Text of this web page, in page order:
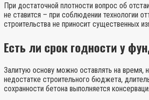
При достаточной плотности вопрос об
не ставится – при соблюдении технологии
строительства не приносит существенных
Есть ли срок годности у
Залитую основу можно оставлять на время,
недостатке строительного бюджета,
сохранности бетона выполняется